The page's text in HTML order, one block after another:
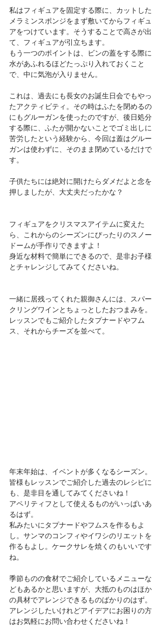
私はフィギュアを固定する際に、カットした
メラミンスポンジをまず敷いてからフィギュ
アをつけています。そうすることで高さが出
て、フィギュアが引立ちます。
もう一つのポイントは、ビンの蓋をする際に
水があふれるほどたっぷり入れておくこと
で、中に気泡が入りません。
これは、過去にも長女のお誕生日会でもやっ
たアクティビティ。その時はふたを閉めるの
にもグルーガンを使ったのですが、後日処分
する際に、ふたが開かないことでゴミ出しに
苦労したという経験から、今回は蓋はグルー
ガンは使わずに、そのまま閉めているだけで
す。
子供たちには絶対に開けたらダメだよと念を
押しましたが、大丈夫だったかな？
フィギュアをクリスマスアイテムに変えた
ら、これからのシーズンにぴったりのスノー
ドームが手作りできますよ！
身近な材料で簡単にできるので、是非お子様
とチャレンジしてみてくださいね。
一緒に居残ってくれた親御さんには、スパー
クリングワインとちょっとしたおつまみを。
レッスンでもご紹介したタプナードやフム
ス、それからチーズを並べて。
年末年始は、イベントが多くなるシーズン。
皆様もレッスンでご紹介した過去のレシピに
も、是非目を通してみてくださいね！
アペリティフとして使えるものがいっぱいあ
るはず。
私みたいにタプナードやフムスを作るもよ
し。サンマのコンフィやイワシのリエットを
作るもよし。ケークサレを焼くのもいいです
ね。
季節ものの食材でご紹介しているメニューな
どもあるかと思いますが、大抵のものはほか
の具材でアレンジできるものばかりのはず。
アレンジしたいけれどアイデアにお困りの方
はお気軽にお問い合わせくださいね！